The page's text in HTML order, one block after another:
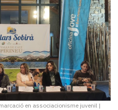
en associacionisme juvenil |